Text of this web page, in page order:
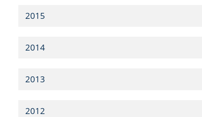
2015
2014
2013
2012